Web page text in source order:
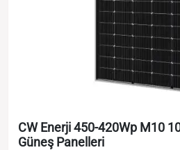
CW Enerji 450-420Wp M10
Güneş Panelleri